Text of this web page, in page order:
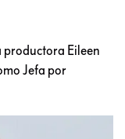
productora Eileen
Jefa por